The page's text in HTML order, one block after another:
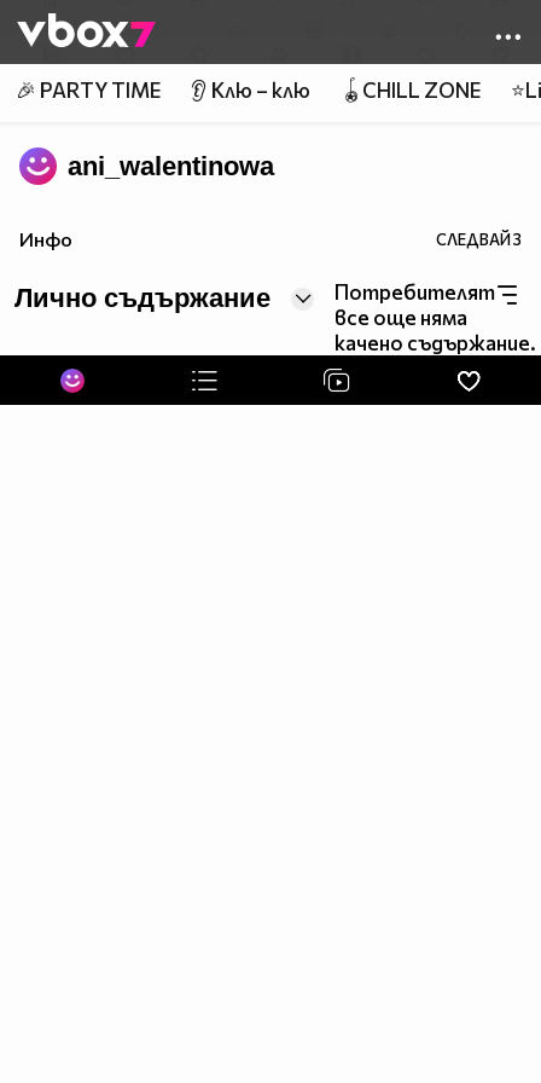
👾
🎉 PARTY TIME 👂 Клю – клю 🪀CHILL ZONE
ani_walentinowa
Инфо СЛЕДВАЙ3
Лично съдържание
Потребителят
все още няма
качено съдържание.